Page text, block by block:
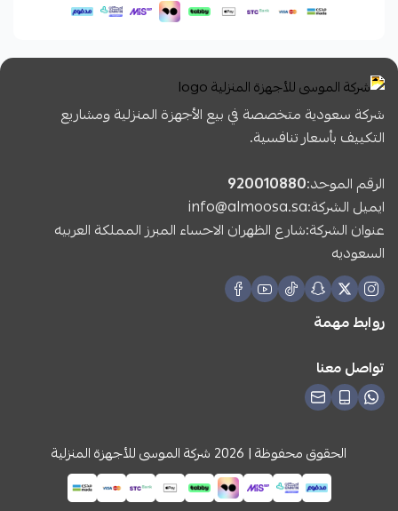
شركة سعودية متخصصة في بيع الأجهزة المنزلية ومشاريع
التكييف بأسعار تنافسية.
الرقم الموحد:920010880
ايميل الشركة:info@almoosa.sa
عنوان الشركة:شارع الظهران الاحساء المبرز المملكة العربيه
السعوديه
روابط مهمة
تواصل معنا
الحقوق محفوظة | 2026 شركة الموسى للأجهزة المنزلية